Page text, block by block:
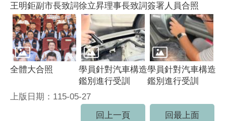
王明鉅副市長致詞徐立昇理事長致詞簽署人員合照
全體大合照
學員針對汽車構造
鑑別進行受訓
學員針對汽車構造
鑑別進行受訓
上版日期：115-05-27
回上一頁
回最上面